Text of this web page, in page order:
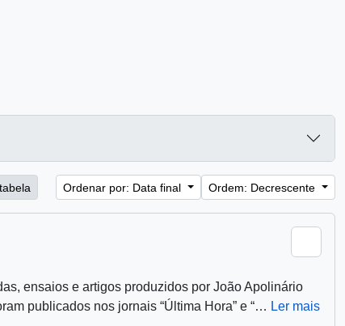
tabela
Ordenar por: Data final
Ordem: Decrescente
ensaios e artigos produzidos por João